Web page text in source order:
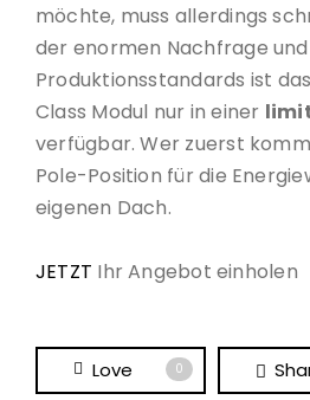
möchte, muss allerdings
der enormen Nachfrage
Produktionsstandards ist
Class Modul nur in einer
verfügbar. Wer zuerst
Pole-Position für die
eigenen Dach.
JETZT Ihr Angebot einholen
Love 0